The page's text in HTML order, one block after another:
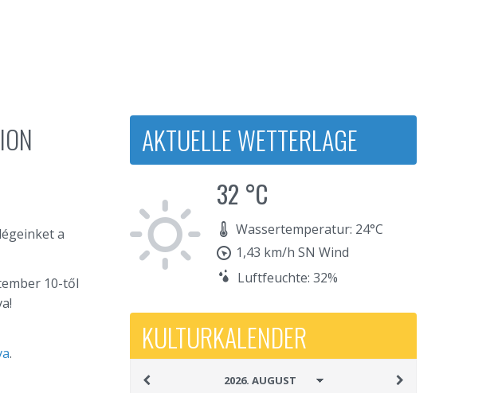
a
10-től
.
AKTUELLE WETTERLAGE
32 °C
Wassertemperatur: 24°C
1,43 km/h SN Wind
Luftfeuchte: 32%
KULTURKALENDER